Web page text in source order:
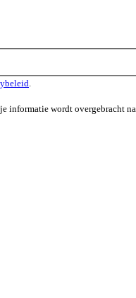
.
informatie wordt overgebracht